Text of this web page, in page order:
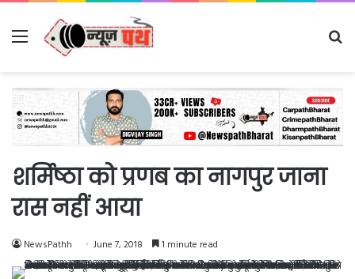
Menu
शर्मिष्ठा को प्रणब का नागपुर जाना
रास नहीं आया
NewsPathh June 7, 2018 1 minute read